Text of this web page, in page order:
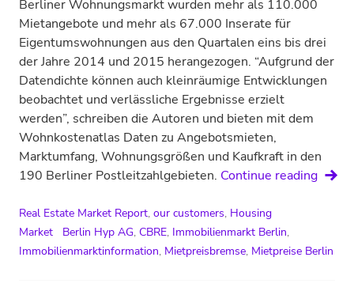
Berliner Wohnungsmarkt wurden mehr als 110.000
Mietangebote und mehr als 67.000 Inserate für
Eigentumswohnungen aus den Quartalen eins bis drei
der Jahre 2014 und 2015 herangezogen. “Aufgrund der
Datendichte können auch kleinräumige Entwicklungen
beobachtet und verlässliche Ergebnisse erzielt
werden”, schreiben die Autoren und bieten mit dem
Wohnkostenatlas Daten zu Angebotsmieten,
Marktumfang, Wohnungsgrößen und Kaufkraft in den
190 Berliner Postleitzahlgebieten. Continue reading
Real Estate Market Report, our customers, Housing
Market
Berlin Hyp AG, CBRE, Immobilienmarkt Berlin,
Immobilienmarktinformation, Mietpreisbremse, Mietpreise Berlin